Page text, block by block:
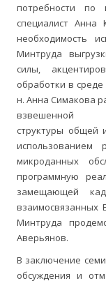
потребности по
специалист
необходимость
Минтруда
силы,
обработки в
н. Анна Симакова
взвешенной
структуры общей
использованием
микроданных
программную
замещающей
взаимосвязанных
Минтруда
Аверьянов.
В заключение
обсуждения и